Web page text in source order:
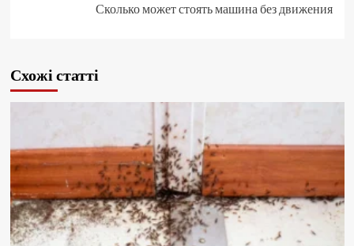
Сколько может стоять машина без движения
Схожі статті